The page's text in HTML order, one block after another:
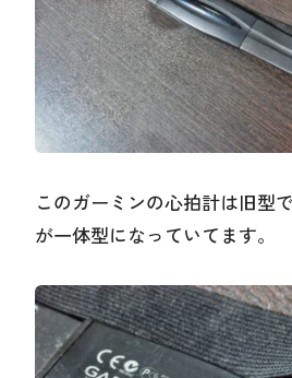
このガーミンの心拍計は旧型
が一体型になっていてます。